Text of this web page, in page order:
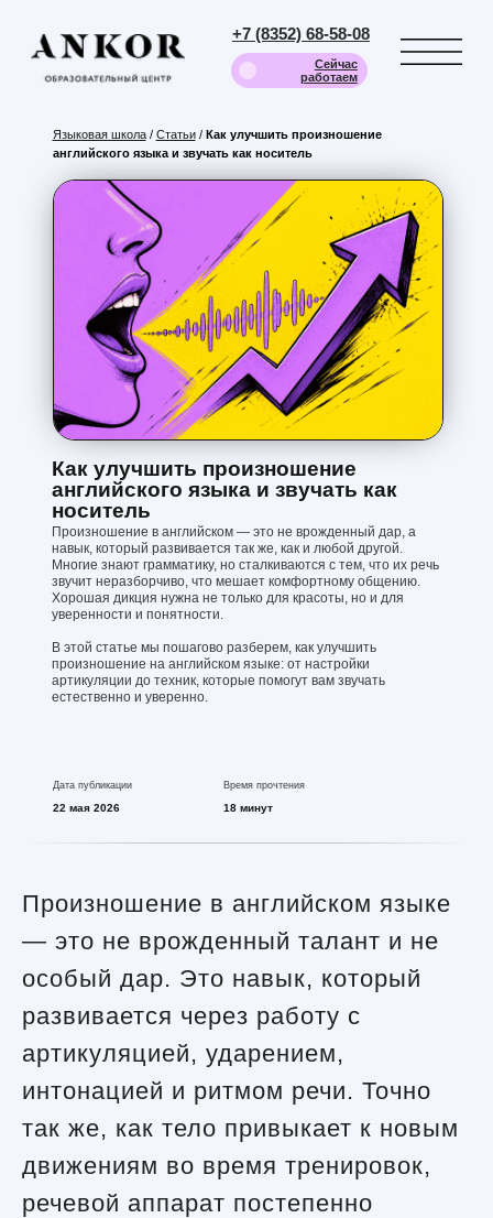
работаем
Языковая школа/ Статьи/ Как улучшить произношение
английского языка и звучать как носитель
Как улучшить произношение
английского языка и звучать как
носитель
Произношение в английском — это не врожденный дар, а
навык, который развивается так же, как и любой другой.
Многие знают грамматику, но сталкиваются с тем, что их речь
звучит неразборчиво, что мешает комфортному общению.
Хорошая дикция нужна не только для красоты, но и для
уверенности и понятности.
В этой статье мы пошагово разберем, как улучшить
произношение на английском языке: от настройки
артикуляции до техник, которые помогут вам звучать
естественно и уверенно.
Дата публикации
22 мая 2026
Время прочтения
18 минут
Произношение в английском языке
— это не врожденный талант и не
особый дар. Это навык, который
развивается через работу с
артикуляцией, ударением,
интонацией и ритмом речи. Точно
так же, как тело привыкает к новым
движениям во время тренировок,
речевой аппарат постепенно